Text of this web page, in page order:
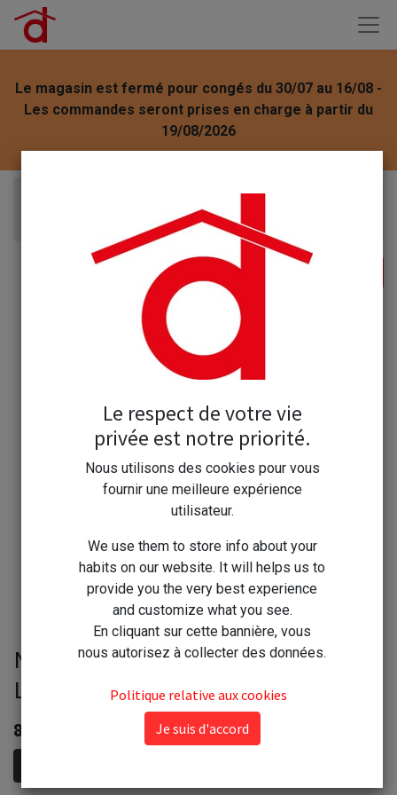
Le magasin est fermé pour congés du 30/07 au 16/08 -
Les commandes seront prises en charge à partir du
19/08/2026
NUNCAS Détachant avant lavage Linge vapo 500ml
NUNCAS Détachant avant lavage
Linge vapo 500ml
8,80
Le respect de votre vie
privée est notre priorité.
Nous utilisons des cookies pour vous
fournir une meilleure expérience
utilisateur.
We use them to store info about your
habits on our website. It will helps us to
provide you the very best experience
and customize what you see.
En cliquant sur cette bannière, vous
nous autorisez à collecter des données.
Politique relative aux cookies
Je suis d'accord